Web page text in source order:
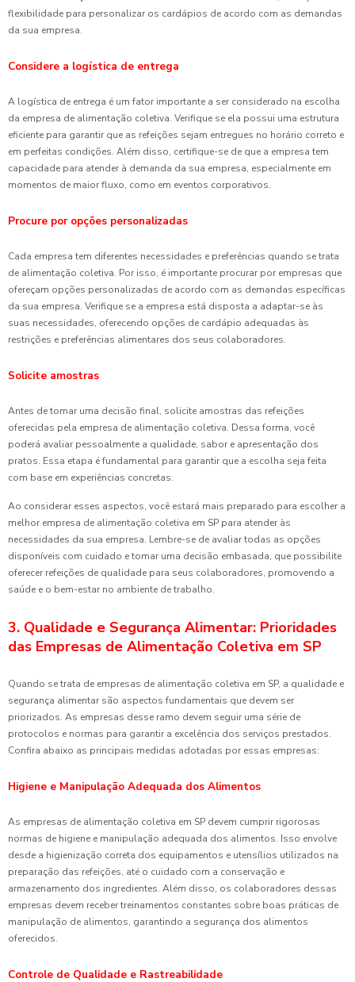
flexibilidade para personalizar os cardápios de acordo com as demandas
da sua empresa.
Considere a logística de entrega
A logística de entrega é um fator importante a ser considerado na escolha
da empresa de alimentação coletiva. Verifique se ela possui uma estrutura
eficiente para garantir que as refeições sejam entregues no horário correto e
em perfeitas condições. Além disso, certifique-se de que a empresa tem
capacidade para atender à demanda da sua empresa, especialmente em
momentos de maior fluxo, como em eventos corporativos.
Procure por opções personalizadas
Cada empresa tem diferentes necessidades e preferências quando se trata
de alimentação coletiva. Por isso, é importante procurar por empresas que
ofereçam opções personalizadas de acordo com as demandas específicas
da sua empresa. Verifique se a empresa está disposta a adaptar-se às
suas necessidades, oferecendo opções de cardápio adequadas às
restrições e preferências alimentares dos seus colaboradores.
Solicite amostras
Antes de tomar uma decisão final, solicite amostras das refeições
oferecidas pela empresa de alimentação coletiva. Dessa forma, você
poderá avaliar pessoalmente a qualidade, sabor e apresentação dos
pratos. Essa etapa é fundamental para garantir que a escolha seja feita
com base em experiências concretas.
Ao considerar esses aspectos, você estará mais preparado para escolher a
melhor empresa de alimentação coletiva em SP para atender às
necessidades da sua empresa. Lembre-se de avaliar todas as opções
disponíveis com cuidado e tomar uma decisão embasada, que possibilite
oferecer refeições de qualidade para seus colaboradores, promovendo a
saúde e o bem-estar no ambiente de trabalho.
3. Qualidade e Segurança Alimentar: Prioridades
das Empresas de Alimentação Coletiva em SP
Quando se trata de empresas de alimentação coletiva em SP, a qualidade e
segurança alimentar são aspectos fundamentais que devem ser
priorizados. As empresas desse ramo devem seguir uma série de
protocolos e normas para garantir a excelência dos serviços prestados.
Confira abaixo as principais medidas adotadas por essas empresas:
Higiene e Manipulação Adequada dos Alimentos
As empresas de alimentação coletiva em SP devem cumprir rigorosas
normas de higiene e manipulação adequada dos alimentos. Isso envolve
desde a higienização correta dos equipamentos e utensílios utilizados na
preparação das refeições, até o cuidado com a conservação e
armazenamento dos ingredientes. Além disso, os colaboradores dessas
empresas devem receber treinamentos constantes sobre boas práticas de
manipulação de alimentos, garantindo a segurança dos alimentos
oferecidos.
Controle de Qualidade e Rastreabilidade